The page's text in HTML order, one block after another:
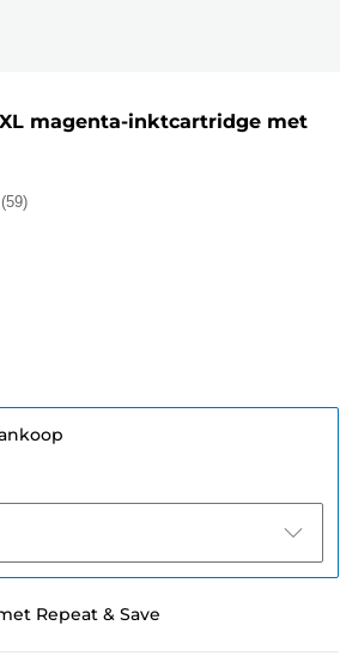
magenta-inktcartridge met
(59)
Repeat & Save